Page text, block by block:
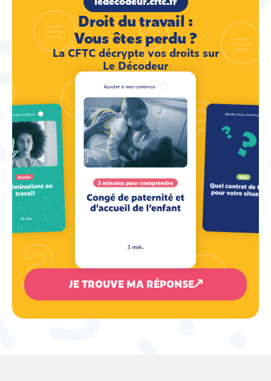
Droit du travail :
Vous êtes perdu ?
La CFTC décrypte vos droits sur
Le Décodeur
JE TROUVE MA RÉPONSE